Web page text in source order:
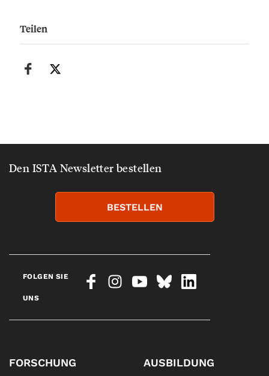
Teilen
Den ISTA Newsletter bestellen
BESTELLEN
FOLGEN SIE
UNS
FORSCHUNG AUSBILDUNG